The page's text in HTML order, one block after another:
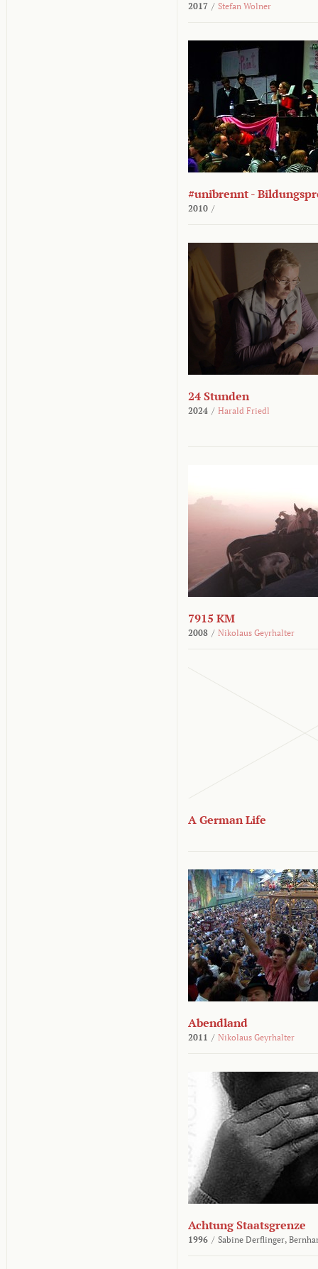
2017 / Stefan Wolner
#unibrennt -
2010 /
24 Stunden
2024 / Harald Friedl
7915 KM
2008 / Nikolaus Geyrhalter
A German Life
Abendland
2011 / Nikolaus Geyrhalter
Achtung Staatsgrenze
1996 / Sabine Derflinger,